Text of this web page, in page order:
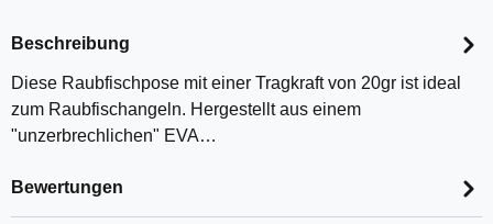
Beschreibung
Diese Raubfischpose mit einer Tragkraft von 20gr ist ideal
zum Raubfischangeln. Hergestellt aus einem
"unzerbrechlichen" EVA…
Bewertungen